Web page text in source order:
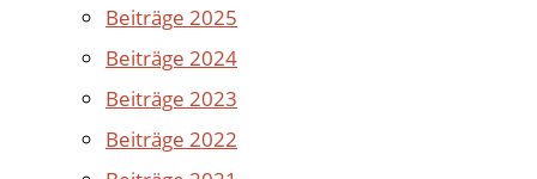
Beiträge 2025
Beiträge 2024
Beiträge 2023
Beiträge 2022